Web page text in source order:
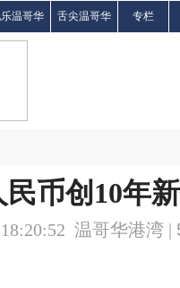
温哥华 舌尖温哥华 专栏
民币创10年
18:20:52 温哥华港湾 |